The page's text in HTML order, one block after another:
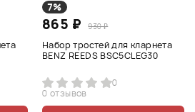
7%
865 ₽ 930 ₽
Набор тростей для кларнета
BENZ REEDS BSC5CLEG30
0
0 отзывов